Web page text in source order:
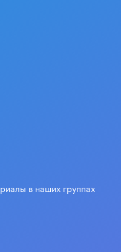
в наших группах